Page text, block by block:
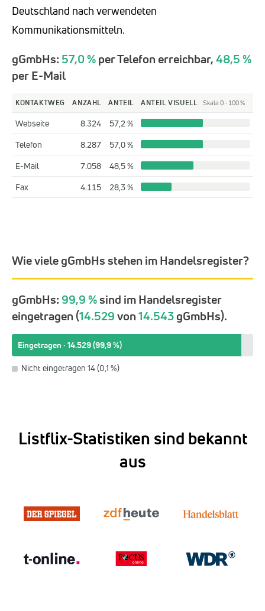
Deutschland nach verwendeten
Kommunikationsmitteln.
gGmbHs: 57,0 %per Telefon erreichbar,48,5 %
per E-Mail
KONTAKTWEG ANZAHL ANTEIL ANTEIL VISUELL Skala 0 - 100 %
Webseite 8.324
57,2 %
Telefon
8.287
57,0 %
E-Mail
7.058
48,5 %
Fax
4.115 28,3 %
Wie viele gGmbHs stehen im Handelsregister?
gGmbHs:99,9 %sind im Handelsregister
eingetragen (14.529von14.543gGmbHs).
Eingetragen · 14.529 (99,9 %)
Nicht eingetragen 14 (0,1 %)
Listflix-Statistiken sind bekannt
aus